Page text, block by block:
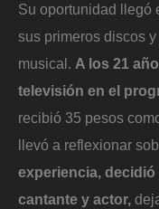
Su oportunidad llegó
sus primeros discos
musical. A los 21
televisión en el
recibió 35 pesos
llevó a reflexionar
experiencia,
cantante y actor,